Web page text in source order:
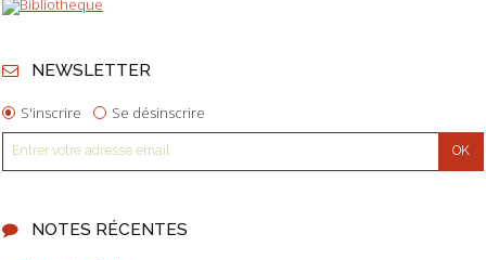
NEWSLETTER
S'inscrire Se désinscrire
NOTES RÉCENTES